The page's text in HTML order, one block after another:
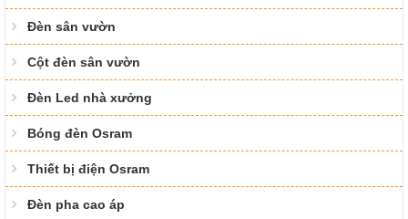
Đèn sân vườn
Cột đèn sân vườn
Đèn Led nhà xưởng
Bóng đèn Osram
Thiết bị điện Osram
Đèn pha cao áp